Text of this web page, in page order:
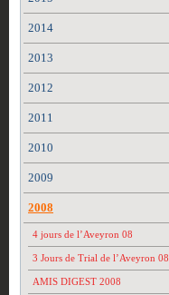
2014
2013
2012
2011
2010
2009
2008
4 jours de l’Aveyron 08
3 Jours de Trial de l’Aveyron 08
AMIS DIGEST 2008